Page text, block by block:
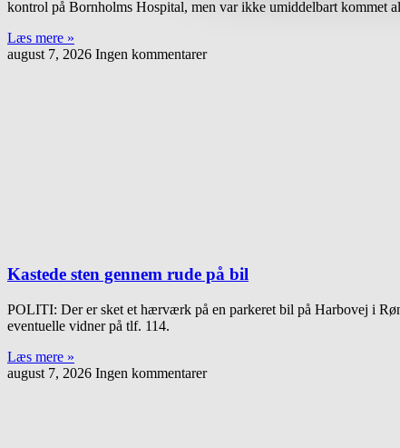
kontrol på Bornholms Hospital, men var ikke umiddelbart kommet
Læs mere »
august 7, 2026 Ingen kommentarer
Kastede sten gennem rude på bil
POLITI: Der er sket et hærværk på en parkeret bil på Harbovej i
eventuelle vidner på tlf. 114.
Læs mere »
august 7, 2026 Ingen kommentarer